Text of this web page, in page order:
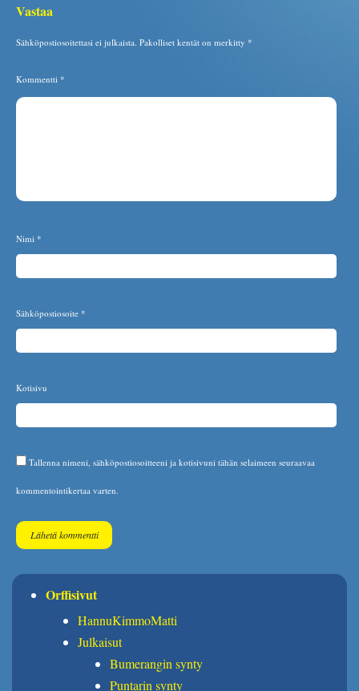
Vastaa
Sähköpostiosoitettasi ei julkaista. Pakolliset kentät on merkitty *
Kommentti *
Nimi *
Sähköpostiosoite *
Kotisivu
Tallenna nimeni, sähköpostiosoitteeni ja kotisivuni tähän selaimeen seuraavaa
kommentointikertaa varten.
Orffisivut
HannuKimmoMatti
Julkaisut
Bumerangin synty
Puntarin synty